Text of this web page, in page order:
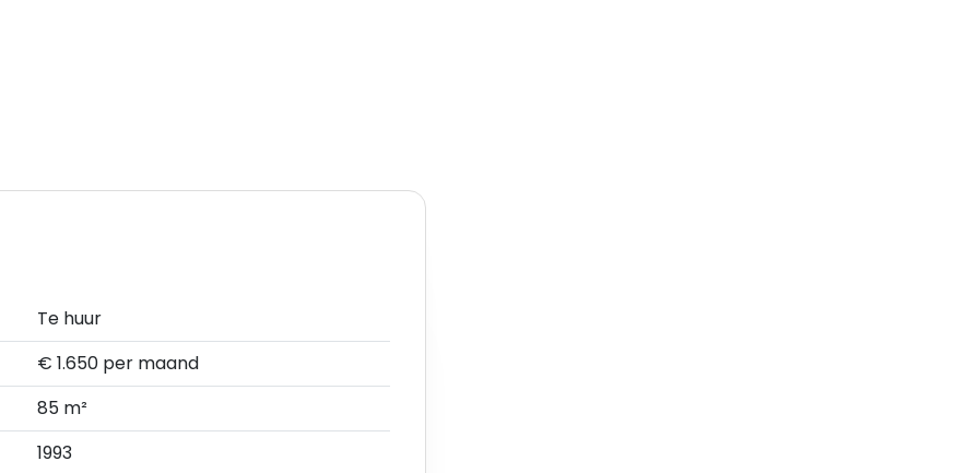
en een aparte loopdeur
Te huur
€ 1.650 per maand
85 m²
1993